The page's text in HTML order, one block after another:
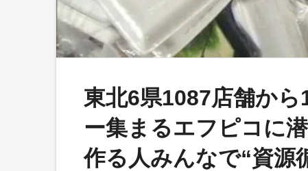
東北6県1087店舗か
ー集まるエフピコに
作る人みんなで“資源